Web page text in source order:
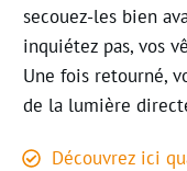
secouez-les bien
inquiétez pas, vos
Une fois retourné,
de la lumière
Découvrez ici